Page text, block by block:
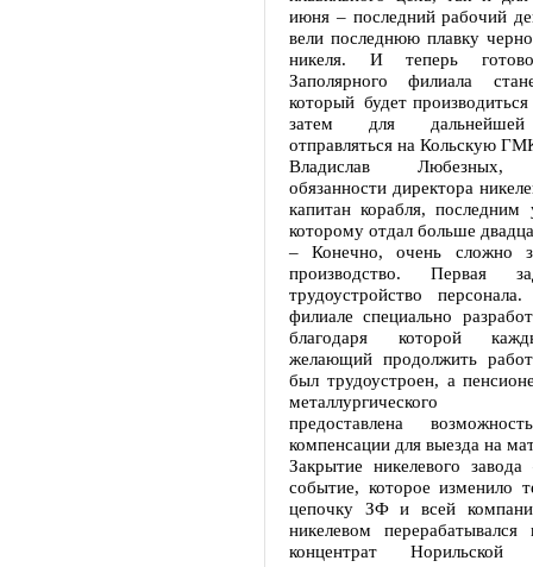
июня – последний рабочий
вели последнюю плавку
никеля. И теперь
Заполярного филиала
который будет
затем для дальнейшей
отправляться на Кольскую
Владислав Любезных,
обязанности директора
капитан корабля, последним
которому отдал больше
– Конечно, очень сложно
производство. Первая
трудоустройство
филиале специально
благодаря которой
желающий продолжить
был трудоустроен, а
металлургического
предоставлена
компенсации для выезда на
Закрытие никелевого завода
событие, которое изменило
цепочку ЗФ и всей
никелевом перерабатывался
концентрат Норильской